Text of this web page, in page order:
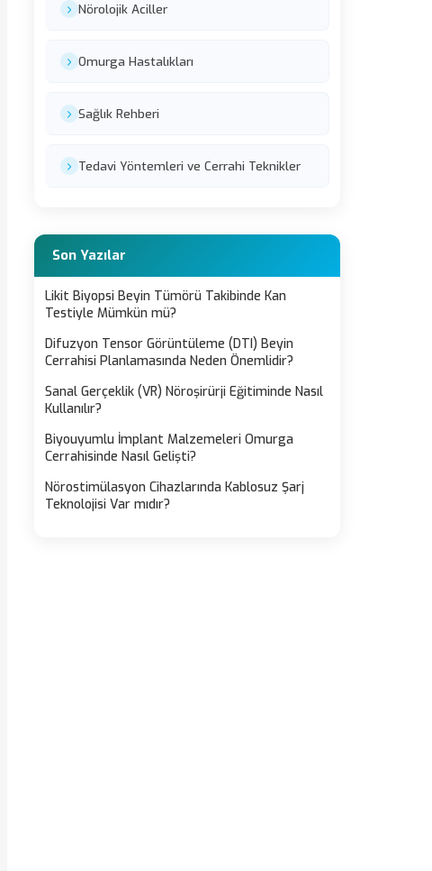
Nörolojik Aciller
Omurga Hastalıkları
Sağlık Rehberi
Tedavi Yöntemleri ve Cerrahi Teknikler
Son Yazılar
Likit Biyopsi Beyin Tümörü Takibinde Kan
Testiyle Mümkün mü?
Difuzyon Tensor Görüntüleme (DTI) Beyin
Cerrahisi Planlamasında Neden Önemlidir?
Sanal Gerçeklik (VR) Nöroşirürji Eğitiminde Nasıl
Kullanılır?
Biyouyumlu İmplant Malzemeleri Omurga
Cerrahisinde Nasıl Gelişti?
Nörostimülasyon Cihazlarında Kablosuz Şarj
Teknolojisi Var mıdır?